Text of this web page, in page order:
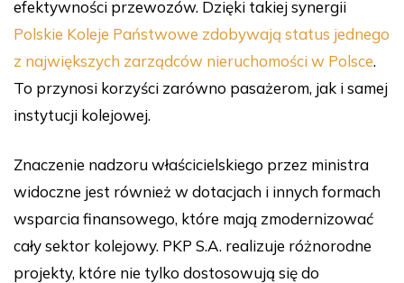
efektywności przewozów. Dzięki takiej synergii
Polskie Koleje Państwowe zdobywają status jednego
z największych zarządców nieruchomości w Polsce.
To przynosi korzyści zarówno pasażerom, jak i samej
instytucji kolejowej.
Znaczenie nadzoru właścicielskiego przez ministra
widoczne jest również w dotacjach i innych formach
wsparcia finansowego, które mają zmodernizować
cały sektor kolejowy. PKP S.A. realizuje różnorodne
projekty, które nie tylko dostosowują się do